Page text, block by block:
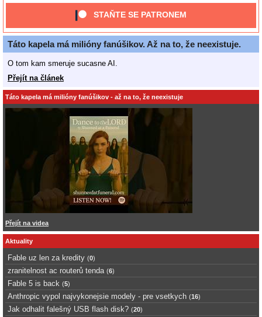
STAŇTE SE PATRONEM
Táto kapela má milióny fanúšikov. Až na to, že neexistuje.
O tom kam smeruje sucasne AI.
Přejít na článek
Táto kapela má milióny fanúšikov - až na to, že neexistuje
Přejít na videa
Aktuality
Fable uz len za kredity (0)
zranitelnost ac routerů tenda (6)
Fable 5 is back (5)
Anthropic vypol najvykonejsie modely - pre vsetkych (16)
Jak odhalit falešný USB flash disk? (20)